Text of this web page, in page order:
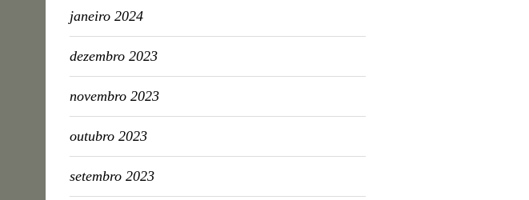
janeiro 2024
dezembro 2023
novembro 2023
outubro 2023
setembro 2023